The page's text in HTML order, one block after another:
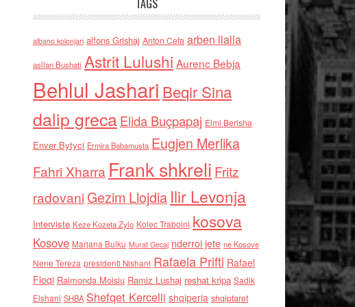
TAGS
albano kolonjari alfons Grishaj Anton Cefa arben llalla
asllan Bushati Astrit Lulushi Aurenc Bebja
Behlul Jashari Beqir Sina
dalip grecaElida Buçpapaj Elmi Berisha
Enver Bytyci Ermira Babamusta Eugjen Merlika
Fahri Xharra Frank shkreli Fritz
radovaniGezim Llojdia Ilir Levonja
Interviste Keze Kozeta Zylo Kolec Traboini kosova
Kosove Marjana Bulku Murat Gecaj nderroi jete ne Kosove
Nene Tereza presidenti Nishani Rafaela Prifti Rafael
Floqi Raimonda Moisiu Ramiz Lushaj reshat kripa Sadik
Elshani SHBA Shefqet Kercelli shqiperia shqiptaret